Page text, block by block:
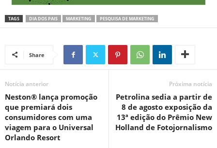
TAGS DIA DOS PAIS MARKETING PESQUISA DE MARKETING
Share
Notícia anterior
Neston® lança promoção
que premiará dois
consumidores com uma
viagem para o Universal
Orlando Resort
Próxima notícia
Petrolina sedia a partir de
8 de agosto exposição da
13ª edição do Prêmio New
Holland de Fotojornalismo